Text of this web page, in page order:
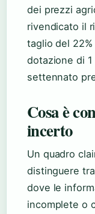
dei prezzi
rivendicato il
taglio del 22%
dotazione di
settennato
Cosa è
incerto
Un quadro
distinguere
dove le
incomplete o